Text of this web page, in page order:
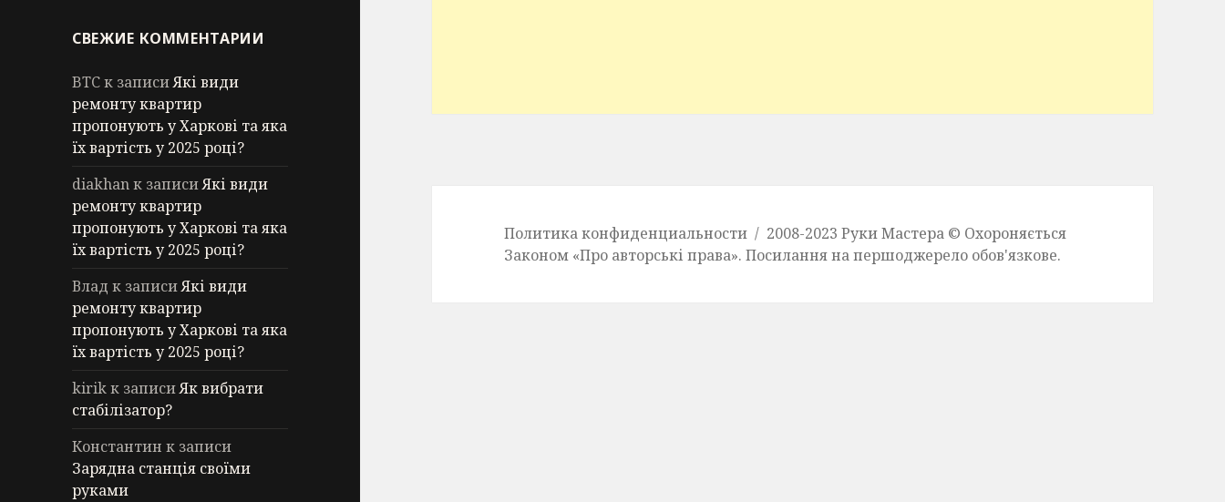
СВЕЖИЕ КОММЕНТАРИИ
BTCк записиЯкі види
ремонту квартир
пропонують у Харкові та яка
їх вартість у 2025 році?
diakhanк записиЯкі види
ремонту квартир
пропонують у Харкові та яка
їх вартість у 2025 році?
Влад к записиЯкі види
ремонту квартир
пропонують у Харкові та яка
їх вартість у 2025 році?
kirikк записиЯк вибрати
стабілізатор?
Константин к записи
Зарядна станція своїми
руками
Политика конфиденциальности 2008-2023Руки Мастера © Охороняється
Законом «Про авторські права». Посилання на першоджерело обов'язкове.